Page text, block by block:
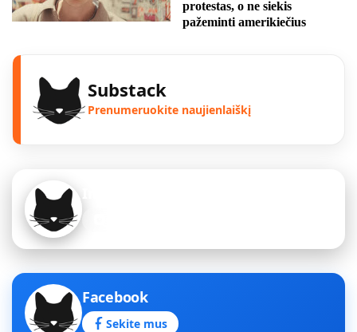
protestas, o ne siekis
pažeminti amerikiečius
Substack
Prenumeruokite naujienlaiškį
Facebook
Sekite mus